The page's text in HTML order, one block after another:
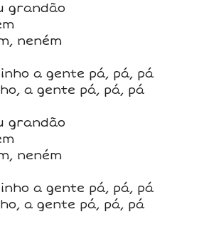
grandão
neném
a gente pá, pá, pá
a gente pá, pá, pá
grandão
neném
a gente pá, pá, pá
a gente pá, pá, pá